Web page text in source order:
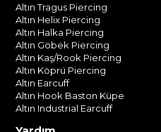
Altın Tragus Piercing
Altın Helix Piercing
Altın Halka Piercing
Altın Göbek Piercing
Altın Kaş/Rook Piercing
Altın Köprü Piercing
Altın Earcuff
Altın Hook Baston Küpe
Altın Industrial Earcuff